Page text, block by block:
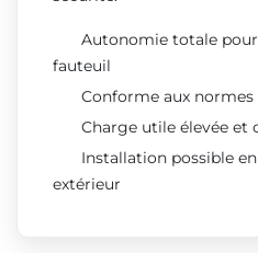
Autonomie totale
fauteuil
Conforme aux normes
Charge utile élevée et
Installation possible
extérieur